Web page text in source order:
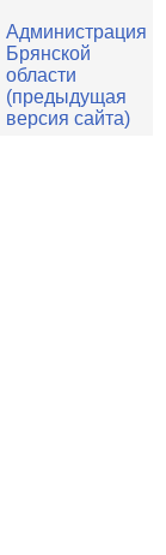
Администрация
Брянской
области
(предыдущая
версия сайта)